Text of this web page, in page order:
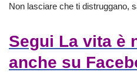
Non lasciare che ti distruggano,
Segui La vita è
anche su